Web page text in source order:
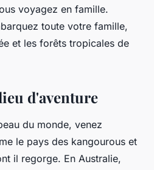
voyagez en famille.
toute votre famille,
et les forêts tropicales de
d'aventure
du monde, venez
le pays des kangourous et
il regorge. En Australie,